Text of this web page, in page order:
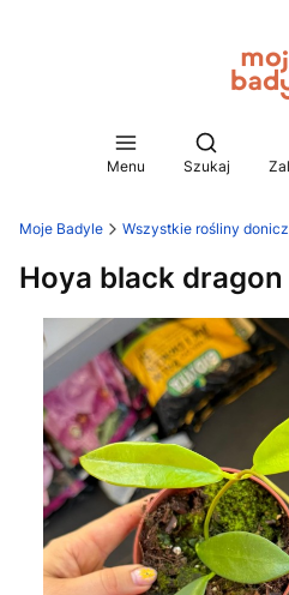
Menu
Otwórz
Szukaj
Moje Badyle Wszystkie rośliny
Hoya black